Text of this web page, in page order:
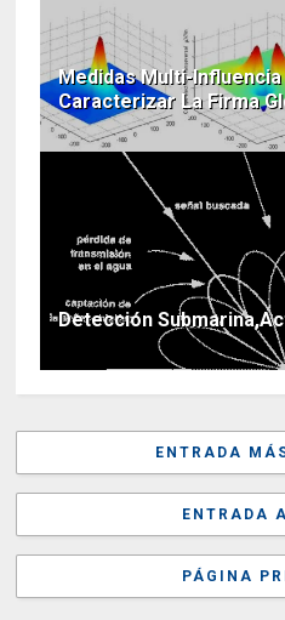
Medidas Multi-
Caracterizar La Firma
Detección
ENTRADA
ENTRADA
PÁGINA